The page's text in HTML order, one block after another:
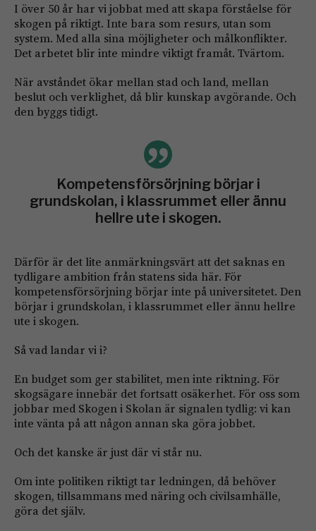
I över 50 år har vi jobbat med att skapa förståelse för
skogen på riktigt. Inte bara som resurs, utan som
system. Med alla sina möjligheter och målkonflikter.
Det arbetet blir inte mindre viktigt framåt. Tvärtom.
När avståndet ökar mellan stad och land, mellan
beslut och verklighet, då blir kunskap avgörande. Och
den byggs tidigt.
Kompetensförsörjning börjar i
grundskolan, i klassrummet eller ännu
hellre ute i skogen.
Därför är det lite anmärkningsvärt att det saknas en
tydligare ambition från statens sida här. För
kompetensförsörjning börjar inte på universitetet. Den
börjar i grundskolan, i klassrummet eller ännu hellre
ute i skogen.
Så vad landar vi i?
En budget som ger stabilitet, men inte riktning. För
skogsägare innebär det fortsatt osäkerhet. För oss som
jobbar med Skogen i Skolan är signalen tydlig: vi kan
inte vänta på att någon annan ska göra jobbet.
Och det kanske är just där vi står nu.
Om inte politiken riktigt tar ledningen, då behöver
skogen, tillsammans med näring och civilsamhälle,
göra det själv.